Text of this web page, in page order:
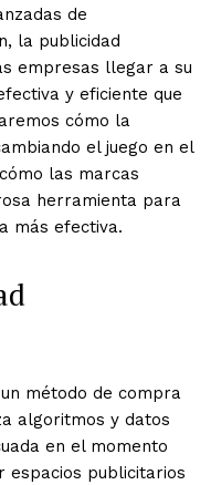
de
la publicidad
empresas llegar a su
y eficiente que
cómo la
el juego en el
las marcas
herramienta para
más efectiva.
método de compra
algoritmos y datos
en el momento
espacios publicitarios